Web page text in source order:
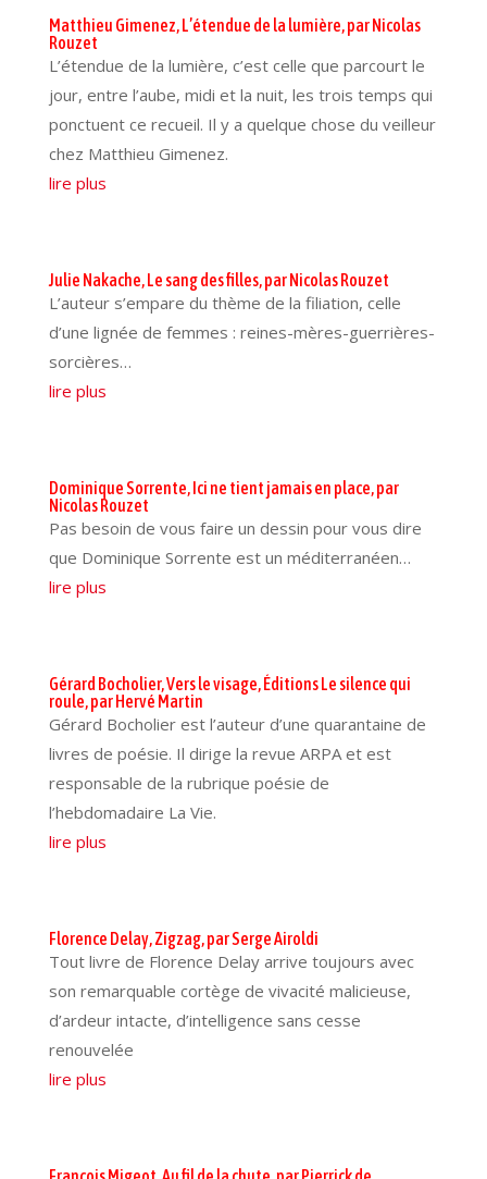
Matthieu Gimenez, L’étendue de la lumière, par Nicolas
Rouzet
L’étendue de la lumière, c’est celle que parcourt le
jour, entre l’aube, midi et la nuit, les trois temps qui
ponctuent ce recueil. Il y a quelque chose du veilleur
chez Matthieu Gimenez.
lire plus
Julie Nakache, Le sang des filles, par Nicolas Rouzet
L’auteur s’empare du thème de la filiation, celle
d’une lignée de femmes : reines-mères-guerrières-
sorcières…
lire plus
Dominique Sorrente, Ici ne tient jamais en place, par
Nicolas Rouzet
Pas besoin de vous faire un dessin pour vous dire
que Dominique Sorrente est un méditerranéen…
lire plus
Gérard Bocholier, Vers le visage, Éditions Le silence qui
roule, par Hervé Martin
Gérard Bocholier est l’auteur d’une quarantaine de
livres de poésie. Il dirige la revue ARPA et est
responsable de la rubrique poésie de
l’hebdomadaire La Vie.
lire plus
Florence Delay, Zigzag, par Serge Airoldi
Tout livre de Florence Delay arrive toujours avec
son remarquable cortège de vivacité malicieuse,
d’ardeur intacte, d’intelligence sans cesse
renouvelée
lire plus